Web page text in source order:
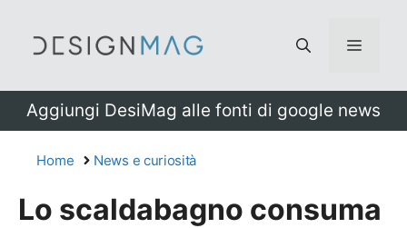
Menu
Aggiungi DesiMag alle fonti di google news
Home News e curiosità
Lo scaldabagno consuma